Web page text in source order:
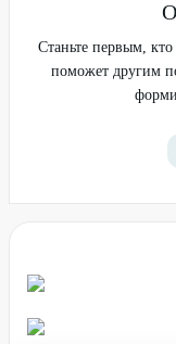
Станьте первым,
поможет другим